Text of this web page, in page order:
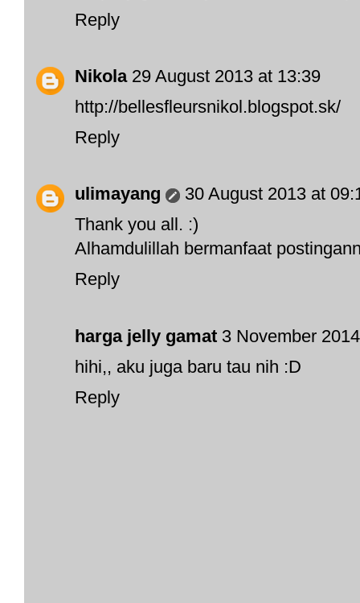
Reply
Nikola 29 August 2013 at 13:39
http://bellesfleursnikol.blogspot.sk/
Reply
ulimayang
30 August 2013 at
Thank you all. :)
Alhamdulillah bermanfaat
Reply
harga jelly gamat 3 November
hihi,, aku juga baru tau nih :D
Reply